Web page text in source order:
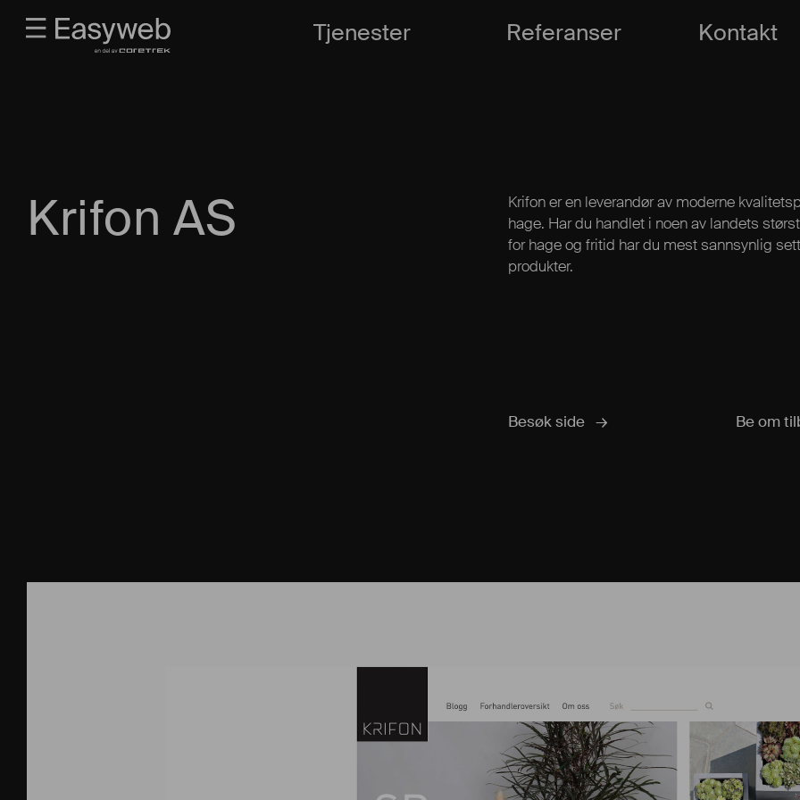
Tjenester Referanser Kontakt
Krifon AS
Krifon er en leverandør av moderne
hage. Har du handlet i noen av landets
for hage og fritid har du mest sannsynlig
produkter.
Besøk side Be om